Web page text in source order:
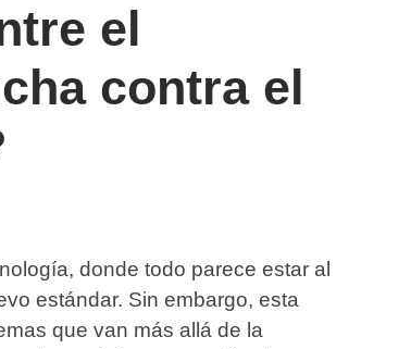
el
contra el
donde todo parece estar al
estándar. Sin embargo, esta
que van más allá de la